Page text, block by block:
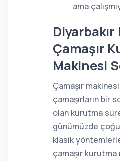
ama
Diyarbakır
Çamaşır
Makinesi
Çamaşır
çamaşırların bir
olan kurutma
günümüzde
klasik
çamaşır kurutma